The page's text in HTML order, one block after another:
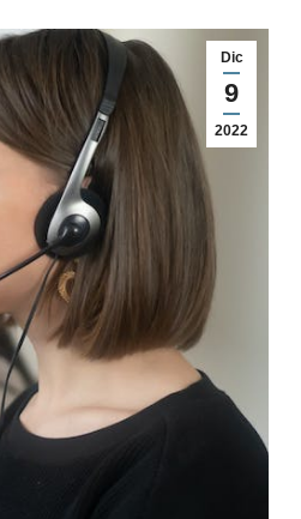
Dic
9
2022